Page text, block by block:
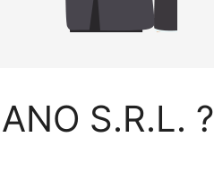
S.R.L. ?